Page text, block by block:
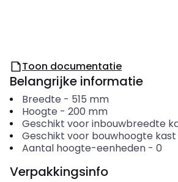
Toon documentatie
Belangrijke informatie
Breedte - 515 mm
Hoogte - 200 mm
Geschikt voor inbouwbreedte
Geschikt voor bouwhoogte kast
Aantal hoogte-eenheden- 0
Verpakkingsinfo